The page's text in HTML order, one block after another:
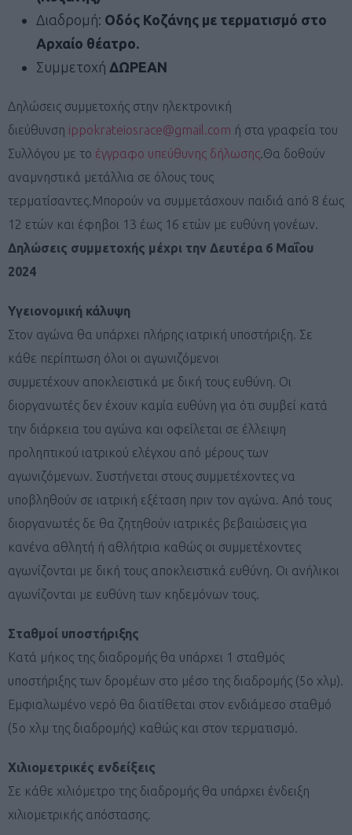
Διαδρομή: Οδός Κοζάνης με τερματισμό στο
Αρχαίο θέατρο.
Συμμετοχή ΔΩΡΕΑΝ
Δηλώσεις συμμετοχής στην ηλεκτρονική
διεύθυνση ippokrateiosrace@gmail.com ή στα γραφεία του
Συλλόγου με το έγγραφο υπεύθυνης δήλωσης.Θα δοθούν
αναμνηστικά μετάλλια σε όλους τους
τερματίσαντες.Μπορούν να συμμετάσχουν παιδιά από 8 έως
12 ετών και έφηβοι 13 έως 16 ετών με ευθύνη γονέων.
Δηλώσεις συμμετοχής μέχρι την Δευτέρα 6 Μαΐου
2024
Υγειονομική κάλυψη
Στον αγώνα θα υπάρχει πλήρης ιατρική υποστήριξη. Σε
κάθε περίπτωση όλοι οι αγωνιζόμενοι
συμμετέχουν αποκλειστικά με δική τους ευθύνη. Οι
διοργανωτές δεν έχουν καμία ευθύνη για ότι συμβεί κατά
την διάρκεια του αγώνα και οφείλεται σε έλλειψη
προληπτικού ιατρικού ελέγχου από μέρους των
αγωνιζόμενων. Συστήνεται στους συμμετέχοντες να
υποβληθούν σε ιατρική εξέταση πριν τον αγώνα. Από τους
διοργανωτές δε θα ζητηθούν ιατρικές βεβαιώσεις για
κανένα αθλητή ή αθλήτρια καθώς οι συμμετέχοντες
αγωνίζονται με δική τους αποκλειστικά ευθύνη. Οι ανήλικοι
αγωνίζονται με ευθύνη των κηδεμόνων τους.
Σταθμοί υποστήριξης
Κατά μήκος της διαδρομής θα υπάρχει 1 σταθμός
υποστήριξης των δρομέων στο μέσο της διαδρομής (5o χλμ).
Εμφιαλωμένο νερό θα διατίθεται στον ενδιάμεσο σταθμό
(5ο χλμ της διαδρομής) καθώς και στον τερματισμό.
Χιλιομετρικές ενδείξεις
Σε κάθε χιλιόμετρο της διαδρομής θα υπάρχει ένδειξη
χιλιομετρικής απόστασης.